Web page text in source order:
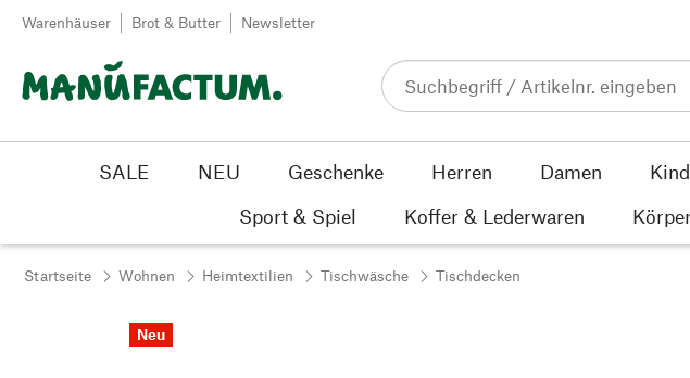
Zum Inhalt springen
Warenhäuser Brot & Butter Newsletter
SALE NEU Geschenke Herren Damen
Sport & Spiel
Koffer & Lederwaren
Startseite Wohnen Heimtextilien Tischwäsche Tischdecken
Neu